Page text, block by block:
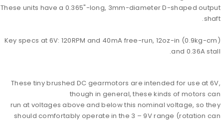
These units have a 0.365"-long, 3mm-diameter D-shaped output
shaft.
Key specs at 6V: 120RPM and 40mA free-run, 12oz-in (0.9kg-cm)
and 0.36A stall.
These tiny brushed DC gearmotors are intended for use at 6V,
though in general, these kinds of motors can
run at voltages above and below this nominal voltage, so they
should comfortably operate in the 3 – 9V range (rotation can